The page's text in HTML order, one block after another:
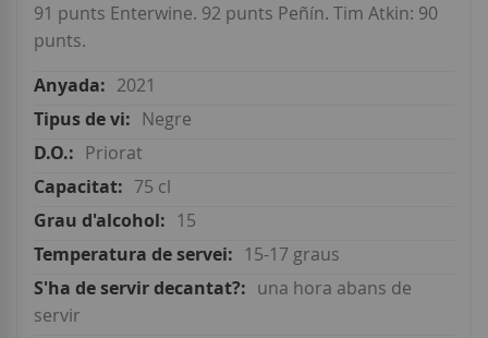
91 punts Enterwine. 92 punts Peñín. Tim Atkin: 90
punts.
2021
Negre
Priorat
75 cl
15
15-17 graus
una hora abans de
servir